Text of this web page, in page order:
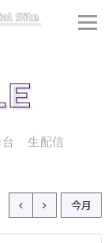
生配信
今月